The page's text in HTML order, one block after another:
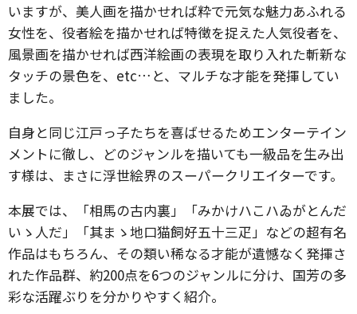
いますが、美人画を描かせれば粋で元気な魅力あふれる
女性を、役者絵を描かせれば特徴を捉えた人気役者を、
風景画を描かせれば西洋絵画の表現を取り入れた斬新な
タッチの景色を、etc…と、マルチな才能を発揮してい
ました。
自身と同じ江戸っ子たちを喜ばせるためエンターテイン
メントに徹し、どのジャンルを描いても一級品を生み出
す様は、まさに浮世絵界のスーパークリエイターです。
本展では、「相馬の古内裏」「みかけハこハゐがとんだ
いゝ人だ」「其まゝ地口猫飼好五十三疋」などの超有名
作品はもちろん、その類い稀なる才能が遺憾なく発揮さ
れた作品群、約200点を6つのジャンルに分け、国芳の多
彩な活躍ぶりを分かりやすく紹介。